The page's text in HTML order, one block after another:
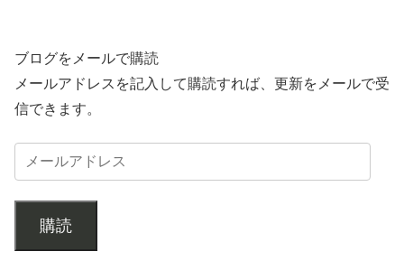
ブログをメールで購読
メールアドレスを記入して購読すれば、更新をメールで受
信できます。
購読